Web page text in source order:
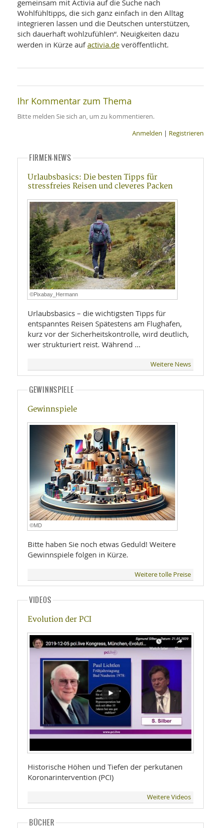
gemeinsam mit Activia auf die Suche nach
Wohlfühltipps, die sich ganz einfach in den Alltag
integrieren lassen und die Deutschen unterstützen,
sich dauerhaft wohlzufühlen“. Neuigkeiten dazu
werden in Kürze aufactivia.de veröffentlicht.
Ihr Kommentar zum Thema
Bitte melden Sie sich an, um zu kommentieren.
Anmelden | Registrieren
FIRMEN-NEWS
Urlaubsbasics: Die besten Tipps für
stressfreies Reisen und cleveres Packen
©Pixabay_Hermann
Urlaubsbasics – die wichtigsten Tipps für
entspanntes Reisen Spätestens am Flughafen,
kurz vor der Sicherheitskontrolle, wird deutlich,
wer strukturiert reist. Während …
Weitere News
GEWINNSPIELE
Gewinnspiele
©MD
Bitte haben Sie noch etwas Geduld! Weitere
Gewinnspiele folgen in Kürze.
Weitere tolle Preise
VIDEOS
Evolution der PCI
Historische Höhen und Tiefen der perkutanen
Koronarintervention (PCI)
Weitere Videos
BÜCHER